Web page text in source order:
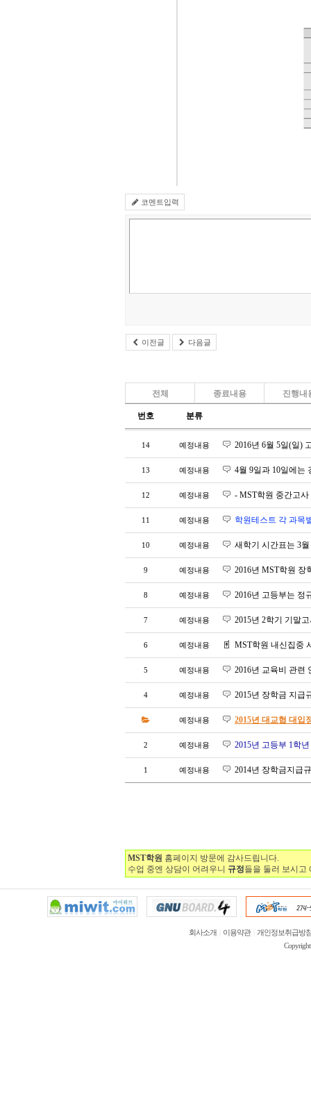
코멘트입력
이전글 다음글
전체 종료내용 진행내
번호 분류
14 예정내용 2016년 6월 5일(일)
13 예정내용 4월 9일과 10일에는
12 예정내용 - MST학원 중간고
11 예정내용 학원테스트 각 과목
10 예정내용 새학기 시간표는 3
9 예정내용 2016년 MST학원 장
8 예정내용 2016년 고등부는 정
7 예정내용 2015년 2학기 기말
6 예정내용 MST학원 내신집중
5 예정내용 2016년 교육비 관련
4 예정내용 2015년 장학금 지급
예정내용 2015년 대교협 대입
2 예정내용 2015년 고등부 1학
1 예정내용 2014년 장학금지급
MST학원 홈페이지 방문에 감사드립니다.
수업 중엔 상담이 어려우니 규정들을 둘러 보시고
회사소개 이용약관
개인정보취급방